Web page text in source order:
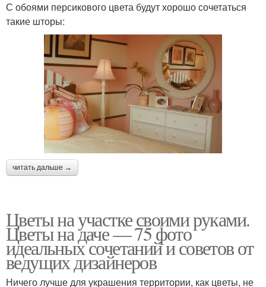
С обоями персикового цвета будут хорошо сочетаться
такие шторы:
читать дальше →
Цветы на участке своими руками.
Цветы на даче — 75 фото
идеальных сочетаний и советов от
ведущих дизайнеров
Ничего лучше для украшения территории, как цветы, не